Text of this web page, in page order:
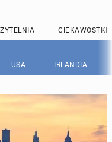
CIEKAWOSTKI
USA IRLANDIA